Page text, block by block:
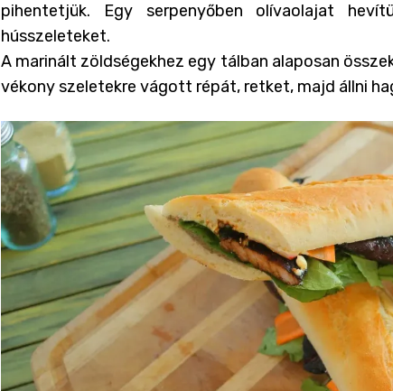
pihentetjük. Egy serpenyőben olívaolajat
hússzeleteket.
A marinált zöldségekhez egy tálban alaposan
vékony szeletekre vágott répát, retket, majd állni